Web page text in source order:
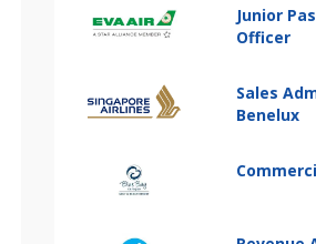
Junior
Officer
Sales
Benelux